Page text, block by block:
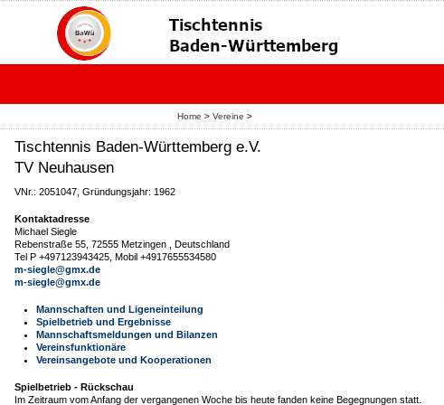
Home > Vereine >
Tischtennis Baden-Württemberg e.V.
TV Neuhausen
VNr.: 2051047, Gründungsjahr: 1962
Kontaktadresse
Michael Siegle
Rebenstraße 55, 72555 Metzingen , Deutschland
Tel P +497123943425, Mobil +4917655534580
m-siegle@gmx.de
m-siegle@gmx.de
Mannschaften und Ligeneinteilung
Spielbetrieb und Ergebnisse
Mannschaftsmeldungen und Bilanzen
Vereinsfunktionäre
Vereinsangebote und Kooperationen
Spielbetrieb - Rückschau
Im Zeitraum vom Anfang der vergangenen Woche bis heute fanden keine Begegnungen statt.